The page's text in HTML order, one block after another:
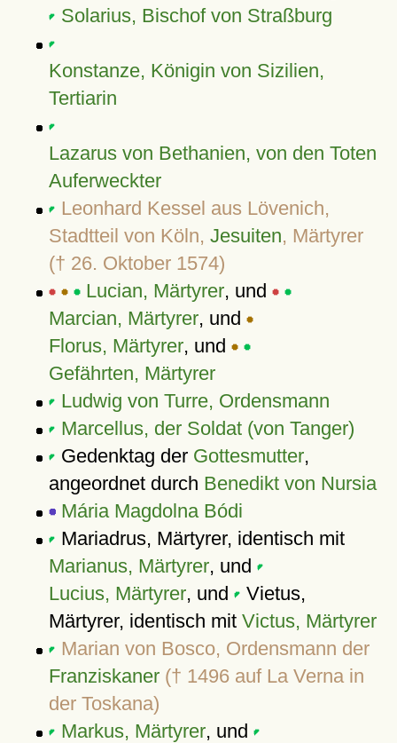
Solarius, Bischof von Straßburg
Konstanze, Königin von Sizilien,
Tertiarin
Lazarus von Bethanien, von den Toten
Auferweckter
Leonhard Kessel aus Lövenich,
Stadtteil von Köln, Jesuiten, Märtyrer
(† 26. Oktober 1574)
Lucian, Märtyrer, und
Marcian, Märtyrer, und
Florus, Märtyrer, und
Gefährten, Märtyrer
Ludwig von Turre, Ordensmann
Marcellus, der Soldat (von Tanger)
Gedenktag der Gottesmutter,
angeordnet durch Benedikt von Nursia
Mária Magdolna Bódi
Mariadrus, Märtyrer, identisch mit
Marianus, Märtyrer, und
Lucius, Märtyrer, und
Vietus,
Märtyrer, identisch mit Victus, Märtyrer
Marian von Bosco, Ordensmann der
Franziskaner(† 1496 auf La Verna in
der Toskana)
Markus, Märtyrer, und